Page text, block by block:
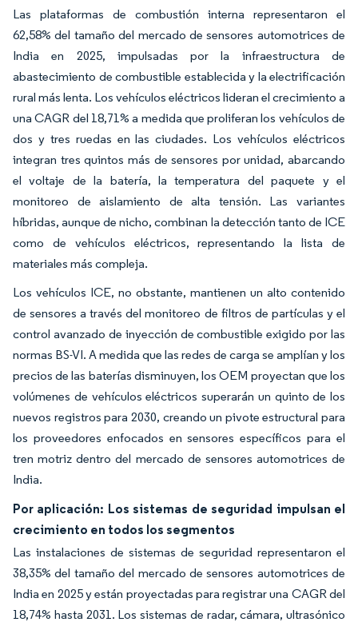
Las plataformas de combustión interna representaron el
62,58% del tamaño del mercado de sensores automotrices de
India en 2025, impulsadas por la infraestructura de
abastecimiento de combustible establecida y la electrificación
rural más lenta. Los vehículos eléctricos lideran el crecimiento a
una CAGR del 18,71% a medida que proliferan los vehículos de
dos y tres ruedas en las ciudades. Los vehículos eléctricos
integran tres quintos más de sensores por unidad, abarcando
el voltaje de la batería, la temperatura del paquete y el
monitoreo de aislamiento de alta tensión. Las variantes
híbridas, aunque de nicho, combinan la detección tanto de ICE
como de vehículos eléctricos, representando la lista de
materiales más compleja.
Los vehículos ICE, no obstante, mantienen un alto contenido
de sensores a través del monitoreo de filtros de partículas y el
control avanzado de inyección de combustible exigido por las
normas BS-VI. A medida que las redes de carga se amplían y los
precios de las baterías disminuyen, los OEM proyectan que los
volúmenes de vehículos eléctricos superarán un quinto de los
nuevos registros para 2030, creando un pivote estructural para
los proveedores enfocados en sensores específicos para el
tren motriz dentro del mercado de sensores automotrices de
India.
Por aplicación: Los sistemas de seguridad impulsan el
crecimiento en todos los segmentos
Las instalaciones de sistemas de seguridad representaron el
38,35% del tamaño del mercado de sensores automotrices de
India en 2025 y están proyectadas para registrar una CAGR del
18,74% hasta 2031. Los sistemas de radar, cámara, ultrasónico